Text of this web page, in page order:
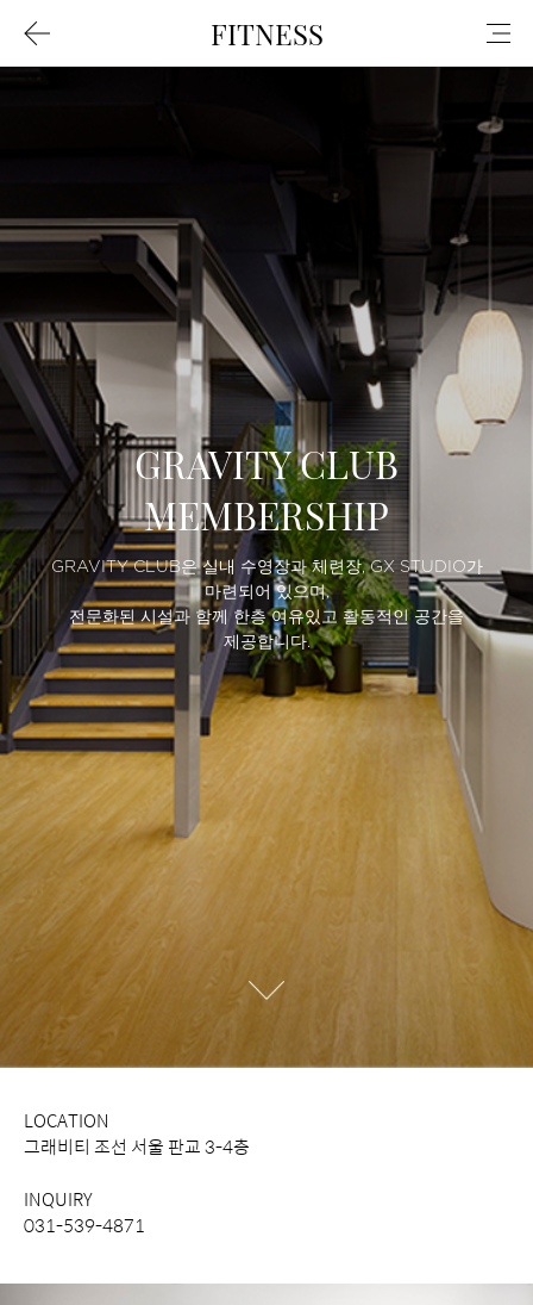
FITNESS
GRAVITY CLUB
MEMBERSHIP
GRAVITY CLUB은 실내 수영장과 체련장, GX STUDIO가
마련되어 있으며,
전문화된 시설과 함께 한층 여유있고 활동적인 공간을
제공합니다.
자
H
e
a
v
e
LOCATION
그래비티 조선 서울 판교 3-4층
INQUIRY
031-539-4871